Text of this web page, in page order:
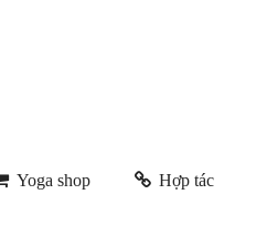
Yoga shop Hợp tác